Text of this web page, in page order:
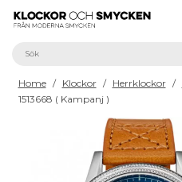
Home / Klockor / Herrklockor /
1513668 ( Kampanj )